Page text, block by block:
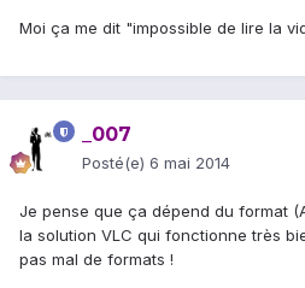
Moi ça me dit "impossible de lire la
_007
Posté(e) 6 mai 2014
Je pense que ça dépend du format
la solution VLC qui fonctionne très
pas mal de formats !